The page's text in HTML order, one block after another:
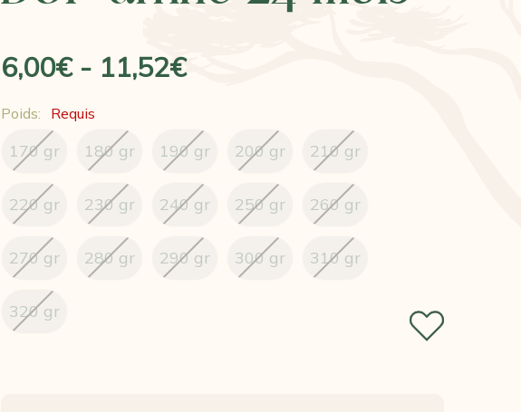
6,00€ - 11,52€
Poids: Requis
170 gr 180 gr 190 gr 200 gr 210 gr
220 gr 230 gr 240 gr 250 gr 260 gr
270 gr 280 gr 290 gr 300 gr 310 gr
320 gr